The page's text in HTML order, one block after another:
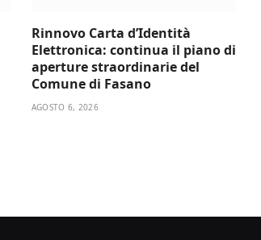
Rinnovo Carta d’Identità
Elettronica: continua il piano di
aperture straordinarie del
Comune di Fasano
AGOSTO 6, 2026